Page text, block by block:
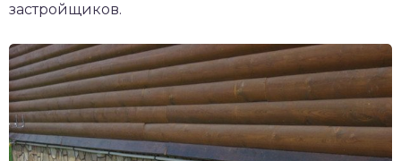
застройщиков.